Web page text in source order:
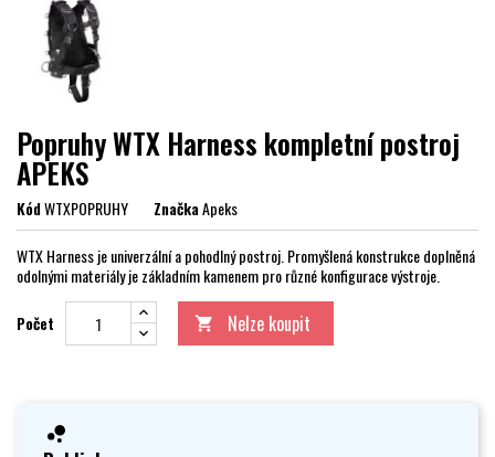
Popruhy WTX Harness kompletní postroj
APEKS
KódWTXPOPRUHY ZnačkaApeks
WTX Harness je univerzální a pohodlný postroj. Promyšlená konstrukce doplněná
odolnými materiály je základním kamenem pro různé konfigurace výstroje.
Počet  Nelze koupit